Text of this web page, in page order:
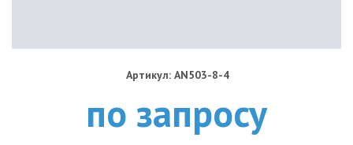
Артикул: AN503-8-4
по запросу